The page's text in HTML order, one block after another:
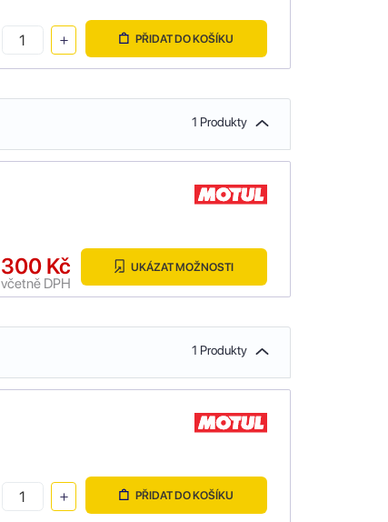
PŘIDAT DO KOŠÍKU
1 Produkty
300 Kč
včetně DPH
UKÁZAT MOŽNOSTI
1 Produkty
PŘIDAT DO KOŠÍKU